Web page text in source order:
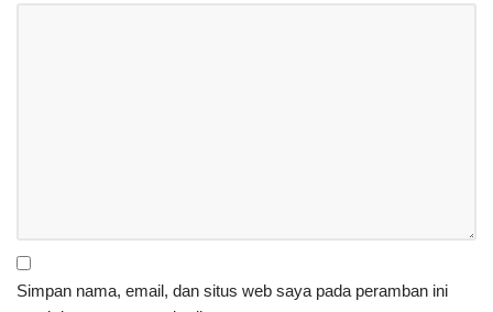
Simpan nama, email, dan situs web saya pada peramban ini